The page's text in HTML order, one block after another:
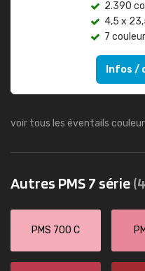
2.390
4,5 x
7
Infos /
voir tous les éventails couleur
Autres PMS 7 série
PMS 700 C